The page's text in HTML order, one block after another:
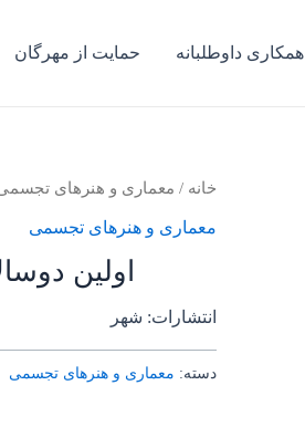
همکاری داوطلبانه حمایت از مهرگان
خانه / معماری و هنرهای
معماری و هنرهای تجسمی
اولین
انتشارات: شهر
دسته: معماری و هنرهای تجسمی